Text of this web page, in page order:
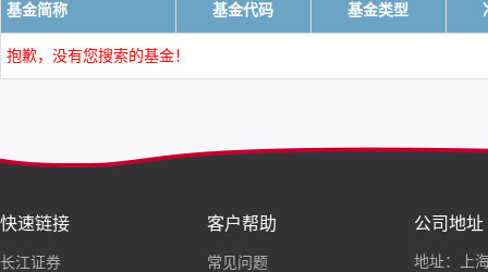
基金简称 基金代码 基金类型
抱歉，没有您搜索的基金！
快速链接
长江证券
客户帮助
常见问题
公司地址
地址：上